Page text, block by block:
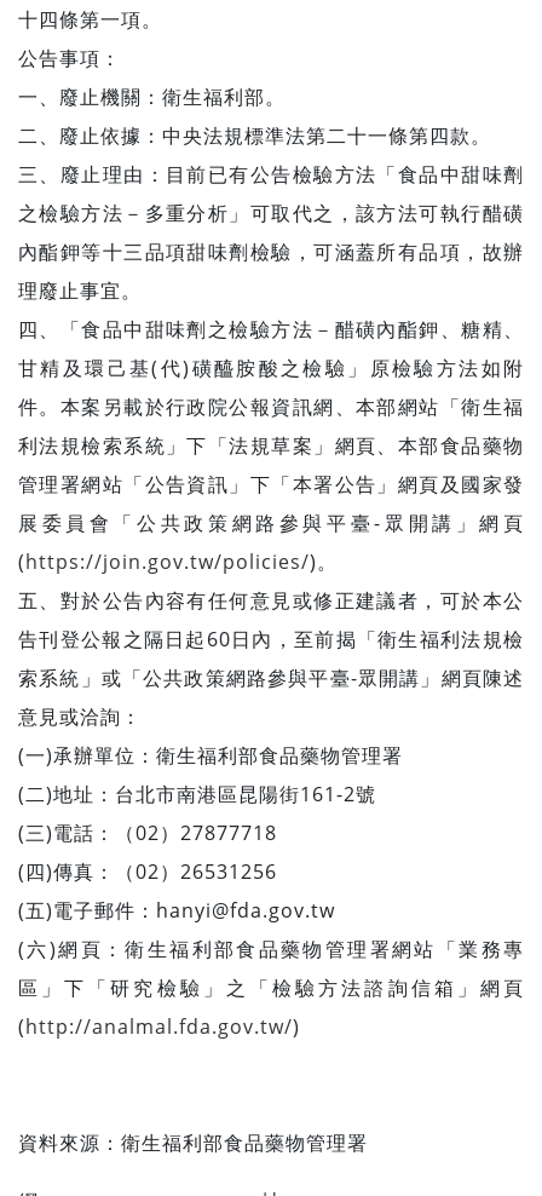
十四條第一項。
公告事項：
一、廢止機關：衛生福利部。
二、廢止依據：中央法規標準法第二十一條第四款。
三、廢止理由：目前已有公告檢驗方法「食品中甜味劑
之檢驗方法－多重分析」可取代之，該方法可執行醋磺
內酯鉀等十三品項甜味劑檢驗，可涵蓋所有品項，故辦
理廢止事宜。
四、「食品中甜味劑之檢驗方法－醋磺內酯鉀、糖精、
甘精及環己基(代)磺醯胺酸之檢驗」原檢驗方法如附
件。本案另載於行政院公報資訊網、本部網站「衛生福
利法規檢索系統」下「法規草案」網頁、本部食品藥物
管理署網站「公告資訊」下「本署公告」網頁及國家發
展委員會「公共政策網路參與平臺-眾開講」網頁
(https://join.gov.tw/policies/)。
五、對於公告內容有任何意見或修正建議者，可於本公
告刊登公報之隔日起60日內，至前揭「衛生福利法規檢
索系統」或「公共政策網路參與平臺-眾開講」網頁陳述
意見或洽詢：
(一)承辦單位：衛生福利部食品藥物管理署
(二)地址：台北市南港區昆陽街161-2號
(三)電話：（02）27877718
(四)傳真：（02）26531256
(五)電子郵件： hanyi@fda.gov.tw
(六)網頁：衛生福利部食品藥物管理署網站「業務專
區」下「研究檢驗」之「檢驗方法諮詢信箱」網頁
(http://analmal.fda.gov.tw/)
資料來源： 衛生福利部食品藥物管理署